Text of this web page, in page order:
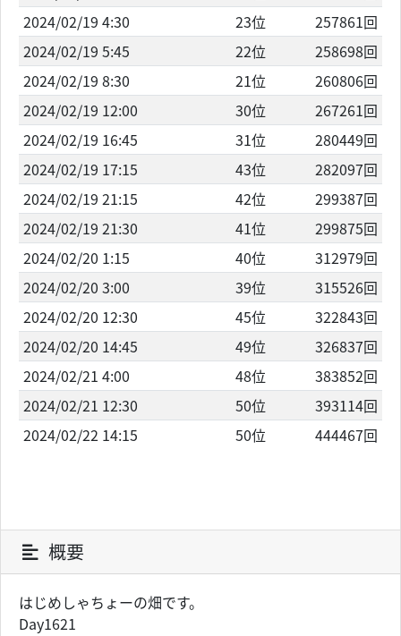
2024/02/19 4:30
23位
257861回
2024/02/19 5:45
22位
258698回
2024/02/19 8:30
21位
260806回
2024/02/19 12:00
30位
267261回
2024/02/19 16:45
31位
280449回
2024/02/19 17:15
43位
282097回
2024/02/19 21:15
42位
299387回
2024/02/19 21:30
41位
299875回
2024/02/20 1:15
40位
312979回
2024/02/20 3:00
39位
315526回
2024/02/20 12:30
45位
322843回
2024/02/20 14:45
49位
326837回
2024/02/21 4:00
48位
383852回
2024/02/21 12:30
50位
393114回
2024/02/22 14:15
50位 444467回
概要
はじめしゃちょーの畑です。
Day1621